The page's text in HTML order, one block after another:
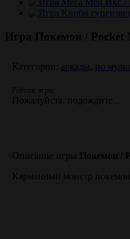
Игра Покемон / Pocket
Категории: аркады , по
Рейтинг игры:
Пожалуйста, подождите...
Описание игры Покемон /
Карманный монстр